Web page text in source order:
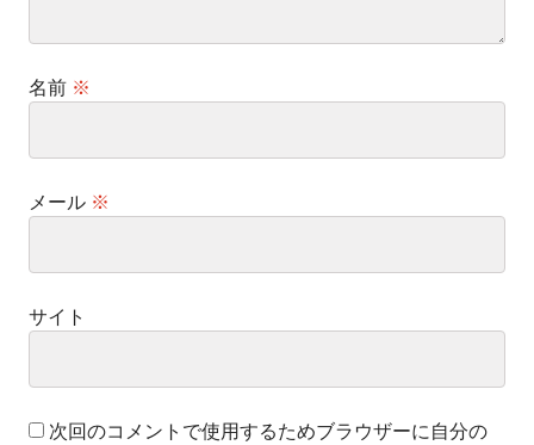
名前 ※
メール ※
サイト
次回のコメントで使用するためブラウザーに自分の